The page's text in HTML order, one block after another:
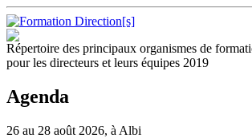
Répertoire des principaux organismes de
pour les directeurs et leurs équipes 2019
Agenda
26 au 28 août 2026, à Albi